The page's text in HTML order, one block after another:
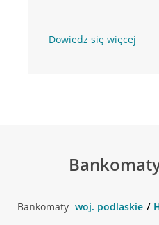
Dowiedz się więcej
Bankomaty: woj. podlaskie